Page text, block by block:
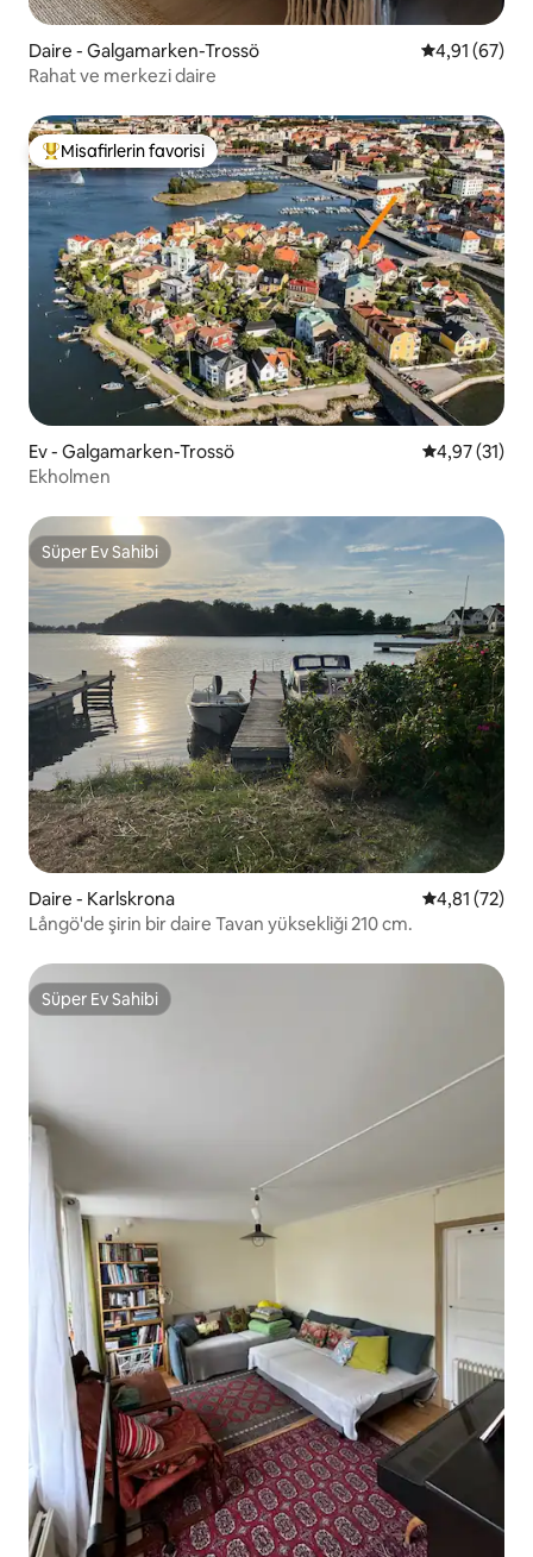
Daire - Galgamarken-Trossö 5 üzerinden
4,91 (67)
Rahat ve merkezi daire
Misafirlerin favorilerinden en beğenilenler arasında
Misafirlerin favorisi
Ev - Galgamarken-Trossö 5 üzerinden
4,97 (31)
Ekholmen
Süper Ev Sahibi
Süper Ev Sahibi
Daire - Karlskrona 5 üzerinden
4,81 (72)
Långö'de şirin bir daire Tavan yüksekliği 210 cm.
Süper Ev Sahibi
Süper Ev Sahibi